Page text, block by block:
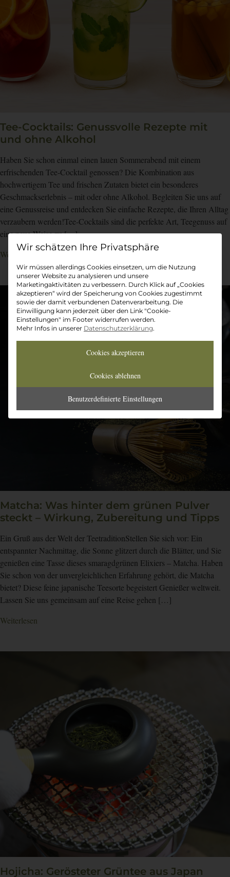
Tee-Cocktails: Genussvolle Rezepte mit
und ohne Alkohol
Haben Sie schon einmal einen lauen Sommerabend mit einem
erfrischenden Tee-Cocktail genossen? Die Kombination aus
hochwertigem Tee und frischen Zutaten bietet ein besonderes
Geschmackserlebnis – mit oder ohne Alkohol. Begleiten Sie uns auf
eine Genussreise und entdecken Sie einfache Rezepte, die Ihren Alltag
verzaubern werden!Tee-Cocktails sind die perfekte Art, Teegenuss auf
eine neue Weise zu […]
Weiterlesen
Matcha: Was hinter dem grünen Pulver
steckt – Wirkung, Zubereitung und Tipps
Ein Gruß aus der Welt der TeetraditionStellen Sie sich vor: Ein
entspannter Nachmittag, die Sonne glitzert durch die Blätter, und Sie
genießen eine Tasse dieses smaragdgrünen Elixiers – Matcha. Haben
Sie schon von der unvergleichlichen Erfahrung gehört, die Matcha
bietet? Diese feine japanische Teesorte begeistert Genießer weltweit.
Lassen Sie uns gemeinsam auf eine Reise gehen […]
Weiterlesen
Hojicha: Gerösteter Grüntee aus Japan
Datenschutz-Präferenz
Wir müssen allerdings Cookies einsetzen, um die Nutzung
unserer Website zu analysieren und unsere
Marketingaktivitäten zu verbessern. Durch Klick auf „Cookies
akzeptieren“ wird der Speicherung von Cookies zugestimmt
sowie der damit verbundenen Datenverarbeitung. Die
Einwilligung kann jederzeit über den Link "Cookie-
Einstellungen" im Footer widerrufen werden.
Mehr Infos in unserer Datenschutzerklärung.
Cookies akzeptieren
Cookies ablehnen
Benutzerdefinierte Einstellungen